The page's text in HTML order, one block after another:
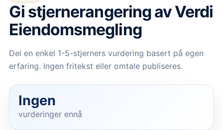
Gi stjernerangering avVerdi
Eiendomsmegling
Del en enkel 1-5-stjerners vurdering basert på egen
erfaring. Ingen fritekst eller omtale publiseres.
Ingen
vurderinger ennå